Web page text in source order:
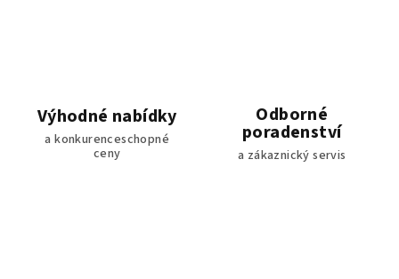
Výhodné nabídky
a konkurenceschopné
ceny
Odborné
poradenství
a zákaznický servis